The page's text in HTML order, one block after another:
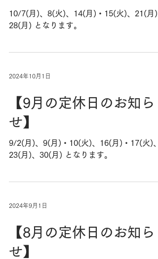
10/7(月)、8(火)、14(月)・15(火)、21(月)
28(月) ​となります。
2024年10月1日
【9月の定休日のお知ら
せ】
9/2(月)、9(月)・10(火)、16(月)・17(火)、
23(月)、30(月) ​となります。
2024年9月1日
【8月の定休日のお知ら
せ】